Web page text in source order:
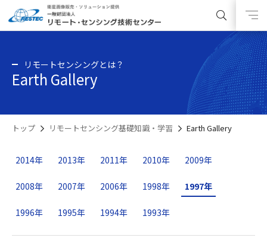
リモートセンシングとは？
Earth Gallery
トップ リモートセンシング基礎知識・学習 Earth Gallery
2014年 2013年 2011年 2010年 2009年
2008年 2007年 2006年 1998年 1997年
1996年 1995年 1994年 1993年